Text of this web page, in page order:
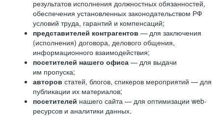
результатов исполнения должностных обязанностей,
обеспечения установленных законодательством РФ
условий труда, гарантий и компенсаций;
представителей контрагентов — для заключения
(исполнения) договора, делового общения,
информационного взаимодействия;
посетителей нашего офиса — для выдачи
им пропуска;
авторов статей, блогов, спикеров мероприятий — для
публикации их материалов;
посетителей нашего сайта — для оптимизации web-
ресурсов и аналитики данных.